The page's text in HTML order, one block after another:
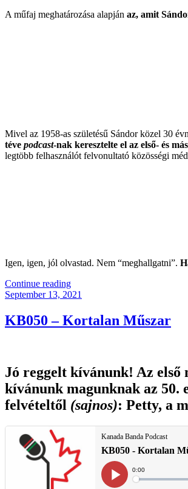
A műfaj meghatározása alapján az, amit
Mivel az 1958-as születésű Sándor közel 30
téve podcast-nak keresztelte el az első- és
legtöbb felhasználót felvonultató közösségi
Igen, igen, jól olvastad. Nem “meghallgatni”.
Continue reading“Friderikusz,
Aki
Mindig
Nem
Posted
September 13, 2021
KB050 – Kortalan Műszar
Jó reggelt kívánunk! Az első
kívánunk magunknak az 50.
felvételtől (sajnos): Petty, a